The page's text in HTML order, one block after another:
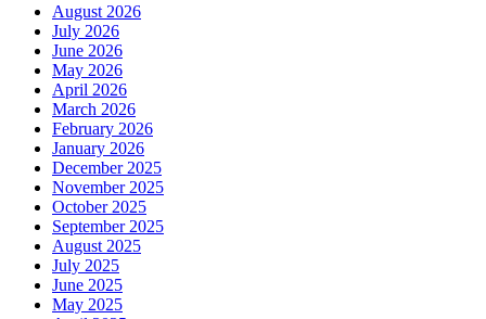
August 2026
July 2026
June 2026
May 2026
April 2026
March 2026
February 2026
January 2026
December 2025
November 2025
October 2025
September 2025
August 2025
July 2025
June 2025
May 2025